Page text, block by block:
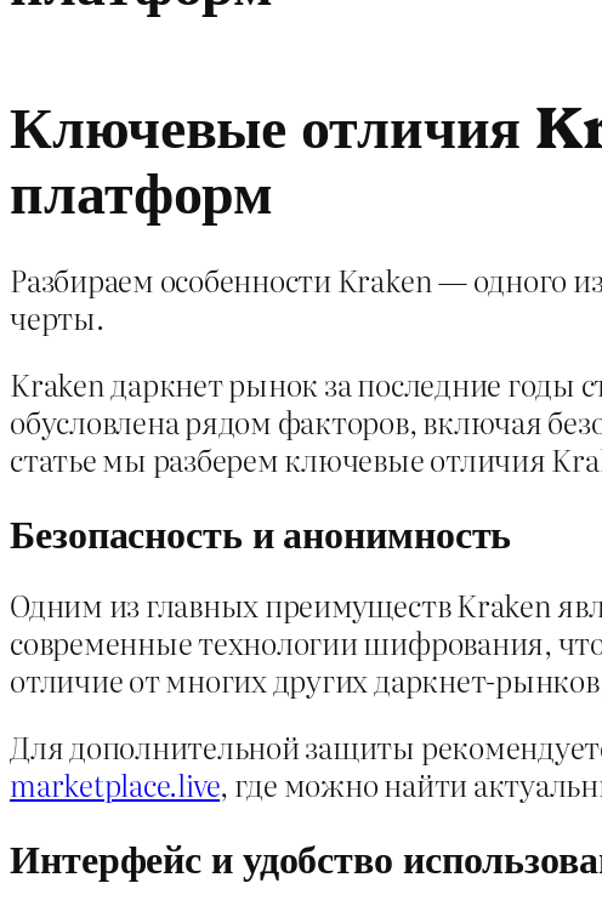
Ключевые отличия
платформ
Разбираем особенности Kraken — одного
черты.
Kraken даркнет рынок за последние годы
обусловлена рядом факторов, включая
статье мы разберем ключевые отличия
Безопасность и анонимность
Одним из главных преимуществ Kraken
современные технологии шифрования,
отличие от многих других даркнет-
Для дополнительной защиты
marketplace.live, где можно найти
Интерфейс и удобство